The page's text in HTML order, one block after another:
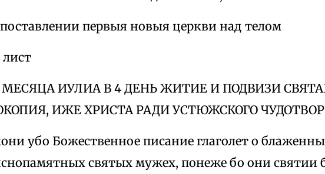
первыя новыя церкви над телом
лист
МЕСЯЦА ИУЛИА В 4 ДЕНЬ ЖИТИЕ И ПОДВИЗИ
ИЖЕ ХРИСТА РАДИ УСТЮЖСКОГО
убо Божественное писание глаголет о
святых мужех, понеже бо они святии